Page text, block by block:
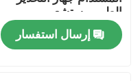
منزل
الطبي مستشعر
الأكسجين MOX-3
إرسال استفسار